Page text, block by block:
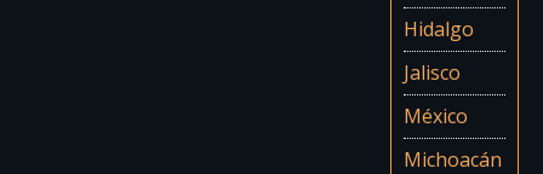
Hidalgo
Jalisco
México
Michoacán